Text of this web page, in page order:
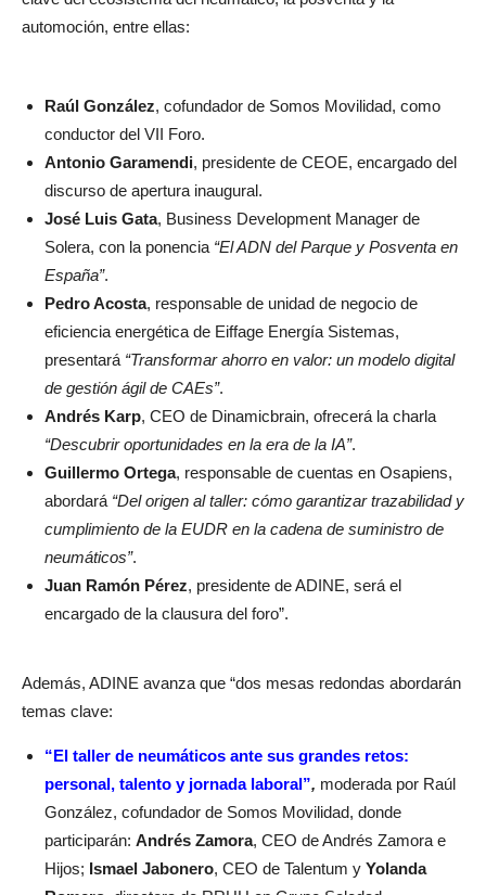
automoción, entre ellas:
Raúl González, cofundador de Somos Movilidad, como
conductor del VII Foro.
Antonio Garamendi, presidente de CEOE, encargado del
discurso de apertura inaugural.
José Luis Gata, Business Development Manager de
Solera, con la ponencia “El ADN del Parque y Posventa en
España”.
Pedro Acosta, responsable de unidad de negocio de
eficiencia energética de Eiffage Energía Sistemas,
presentará “Transformar ahorro en valor: un modelo digital
de gestión ágil de CAEs”.
Andrés Karp, CEO de Dinamicbrain, ofrecerá la charla
“Descubrir oportunidades en la era de la IA”.
Guillermo Ortega, responsable de cuentas en Osapiens,
abordará “Del origen al taller: cómo garantizar trazabilidad y
cumplimiento de la EUDR en la cadena de suministro de
neumáticos”.
Juan Ramón Pérez, presidente de ADINE, será el
encargado de la clausura del foro”.
Además, ADINE avanza que “dos mesas redondas abordarán
temas clave:
“El taller de neumáticos ante sus grandes retos:
personal, talento y jornada laboral”, moderada por Raúl
González, cofundador de Somos Movilidad, donde
participarán: Andrés Zamora, CEO de Andrés Zamora e
Hijos; Ismael Jabonero, CEO de Talentum y Yolanda